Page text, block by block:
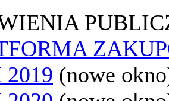
2019 (nowe